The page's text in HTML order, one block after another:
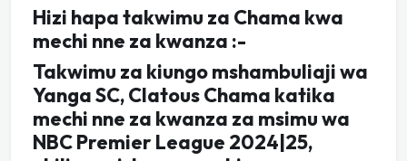
Hizi hapa takwimu za Chama kwa
mechi nne za kwanza :-
Takwimu za kiungo mshambuliaji wa
Yanga SC, Clatous Chama katika
mechi nne za kwanza za msimu wa
NBC Premier League 2024|25,